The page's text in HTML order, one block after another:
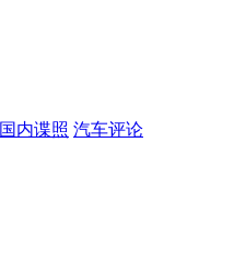
国内谍照 汽车评论